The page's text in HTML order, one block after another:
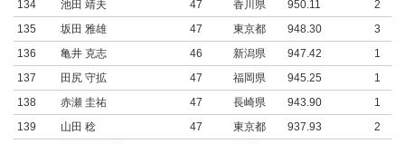
134
池田 靖夫 47 香川県 950.11
2
135
坂田 雅雄 47 東京都 948.30
3
136
亀井 克志 46 新潟県 947.42
1
137
田尻 守拡 47 福岡県 945.25
1
138
赤瀬 圭祐 47 長崎県 943.90
1
139
山田 稔 47 東京都 937.93
2